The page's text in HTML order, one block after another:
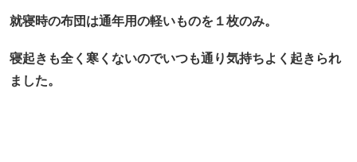
就寝時の布団は通年用の軽いものを１枚のみ。
寝起きも全く寒くないのでいつも通り気持ちよく起きられ
ました。